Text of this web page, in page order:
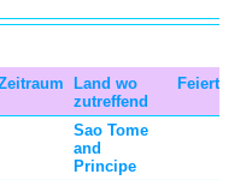
Land wo
zutreffend
Sao Tome
and
Principe